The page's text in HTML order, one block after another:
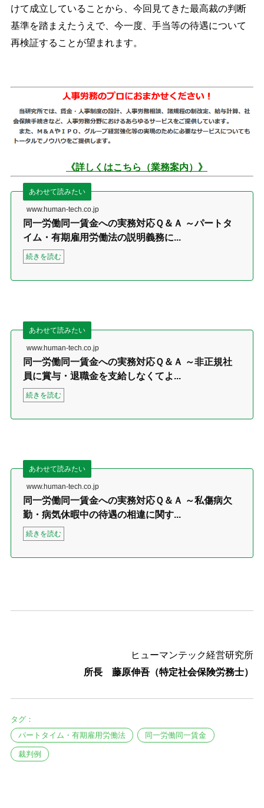
けて成立していることから、今回見てきた最高裁の判断
基準を踏まえたうえで、今一度、手当等の待遇について
再検証することが望まれます。
《詳しくはこちら（業務案内）》
www.human-tech.co.jp
あわせて読みたい
同一労働同一賃金への実務対応Ｑ＆Ａ ～パートタ
イム・有期雇用労働法の説明義務に...
続きを読む
www.human-tech.co.jp
あわせて読みたい
同一労働同一賃金への実務対応Ｑ＆Ａ ～非正規社
員に賞与・退職金を支給しなくてよ...
続きを読む
www.human-tech.co.jp
あわせて読みたい
同一労働同一賃金への実務対応Ｑ＆Ａ ～私傷病欠
勤・病気休暇中の待遇の相違に関す...
続きを読む
ヒューマンテック経営研究所
所長 藤原伸吾（特定社会保険労務士）
タグ：
パートタイム・有期雇用労働法
同一労働同一賃金
裁判例